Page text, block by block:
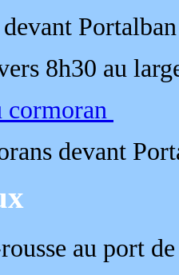
devant Portalban
8h30 au
cormoran
devant
au port